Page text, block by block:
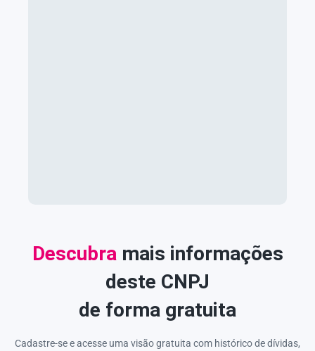
Descubra mais informações
deste CNPJ
de forma gratuita
Cadastre-se e acesse uma visão gratuita com histórico de dívidas,